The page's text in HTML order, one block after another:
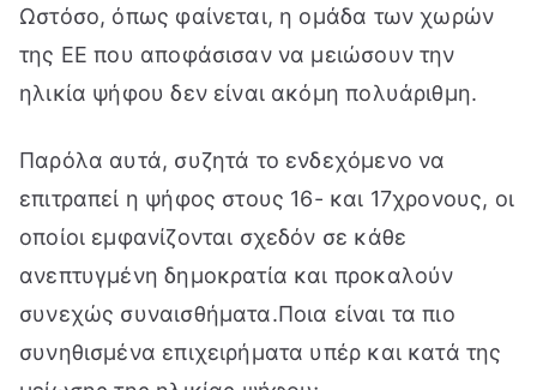
Ωστόσο, όπως φαίνεται, η ομάδα των χωρών
της ΕΕ που αποφάσισαν να μειώσουν την
ηλικία ψήφου δεν είναι ακόμη πολυάριθμη.
Παρόλα αυτά, συζητά το ενδεχόμενο να
επιτραπεί η ψήφος στους 16- και 17χρονους, οι
οποίοι εμφανίζονται σχεδόν σε κάθε
ανεπτυγμένη δημοκρατία και προκαλούν
συνεχώς συναισθήματα.Ποια είναι τα πιο
συνηθισμένα επιχειρήματα υπέρ και κατά της